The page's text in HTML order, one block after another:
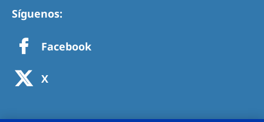
Síguenos:
Facebook
X